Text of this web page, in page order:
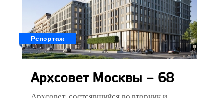
Репортаж
Архсовет Москвы – 68